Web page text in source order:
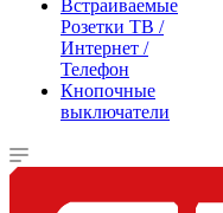
Встраиваемые
Розетки ТВ /
Интернет /
Телефон
Кнопочные
выключатели